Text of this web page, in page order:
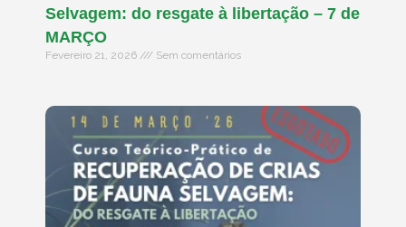
Selvagem: do resgate à libertação – 7 de
MARÇO
Fevereiro 21, 2026 Sem comentários